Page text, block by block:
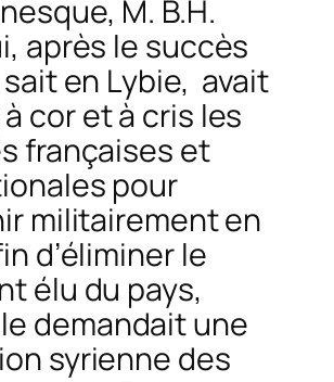
M. B.H.
après le succès
sait en Lybie, avait
cor et à cris les
françaises et
pour
militairement en
d’éliminer le
élu du pays,
demandait une
syrienne des